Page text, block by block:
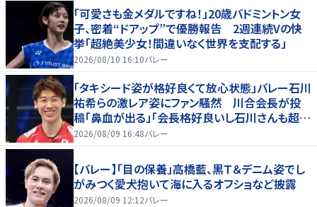
「可愛さも金メダルですね！」20歳バドミントン女
子、密着“ドアップ”で優勝報告 2週連続Vの快
挙「超絶美少女！間違いなく世界を支配する」
2026/08/10 16:10バレー
「タキシード姿が格好良くて放心状態」バレー石川
祐希らの激レア姿にファン騒然 川合会長が投
稿「鼻血が出る」「会長格好良いし石川さんも超格
好いい」
2026/08/09 16:48バレー
【バレー】「目の保養」高橋藍、黒Ｔ＆デニム姿でし
がみつく愛犬抱いて海に入るオフショなど披露
2026/08/09 12:12バレー